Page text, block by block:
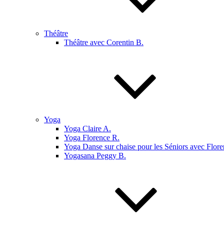
Théâtre
Théâtre avec Corentin B.
Yoga
Yoga Claire A.
Yoga Florence R.
Yoga Danse sur chaise pour les Séniors avec
Yogasana Peggy B.